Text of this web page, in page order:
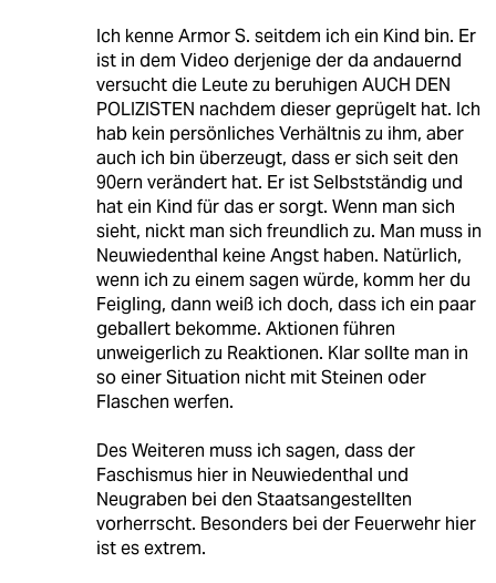
Ich kenne Armor S. seitdem ich ein Kind bin. Er
ist in dem Video derjenige der da andauernd
versucht die Leute zu beruhigen AUCH DEN
POLIZISTEN nachdem dieser geprügelt hat. Ich
hab kein persönliches Verhältnis zu ihm, aber
auch ich bin überzeugt, dass er sich seit den
90ern verändert hat. Er ist Selbstständig und
hat ein Kind für das er sorgt. Wenn man sich
sieht, nickt man sich freundlich zu. Man muss in
Neuwiedenthal keine Angst haben. Natürlich,
wenn ich zu einem sagen würde, komm her du
Feigling, dann weiß ich doch, dass ich ein paar
geballert bekomme. Aktionen führen
unweigerlich zu Reaktionen. Klar sollte man in
so einer Situation nicht mit Steinen oder
Flaschen werfen.
Des Weiteren muss ich sagen, dass der
Faschismus hier in Neuwiedenthal und
Neugraben bei den Staatsangestellten
vorherrscht. Besonders bei der Feuerwehr hier
ist es extrem.